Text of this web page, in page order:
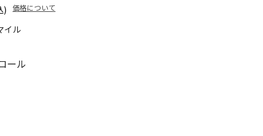
イル
) 価格について
ール